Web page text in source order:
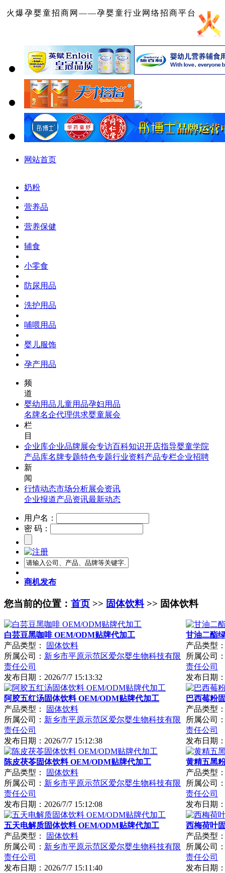
火爆孕婴童招商网——孕婴童行业网络招商平台
网站首页
奶粉
营养品
营养保健
辅食
小零食
防尿用品
洗护用品
哺喂用品
婴儿服饰
孕产用品
频
道
婴幼用品 儿童用品孕妇用品
名牌名企代理供求婴童展会
栏
目
企业库企业品牌展会专访百科知识开店指导婴童学院
产品库名牌专题特色专题行业资料产品专栏企业招聘
新
闻
行情动态市场分析展会资讯
企业报道产品资讯最新动态
用户名：
密 码：
商机发布
您当前的位置： 首页 >> 固体饮料>> 固体饮料
白芸豆黑咖啡 OEM/ODM贴牌代加工
产品类型：
固体饮料
所属公司： 新乡市平原示范区爱尔婴生物科技有限
责任公司
发布日期： 2026/7/7 15:13:32
甘油二酯
产品类型
所属公司
责任公司
发布日期
阿胶五红汤固体饮料 OEM/ODM贴牌代加工
产品类型：
固体饮料
所属公司： 新乡市平原示范区爱尔婴生物科技有限
责任公司
发布日期： 2026/7/7 15:12:38
巴西莓粉
产品类型
所属公司
责任公司
发布日期
陈皮茯苓固体饮料 OEM/ODM贴牌代加工
产品类型：
固体饮料
所属公司： 新乡市平原示范区爱尔婴生物科技有限
责任公司
发布日期： 2026/7/7 15:12:08
黄精五黑
产品类型
所属公司
责任公司
发布日期
五天电解质固体饮料 OEM/ODM贴牌代加工
产品类型：
固体饮料
所属公司： 新乡市平原示范区爱尔婴生物科技有限
责任公司
发布日期： 2026/7/7 15:11:40
西梅荷叶
产品类型
所属公司
责任公司
发布日期